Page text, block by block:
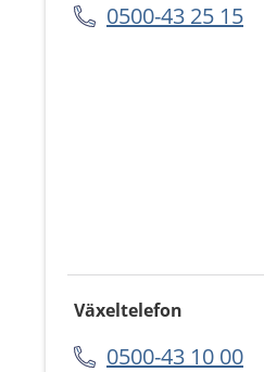
0500-43 25 15
Växeltelefon
0500-43 10 00